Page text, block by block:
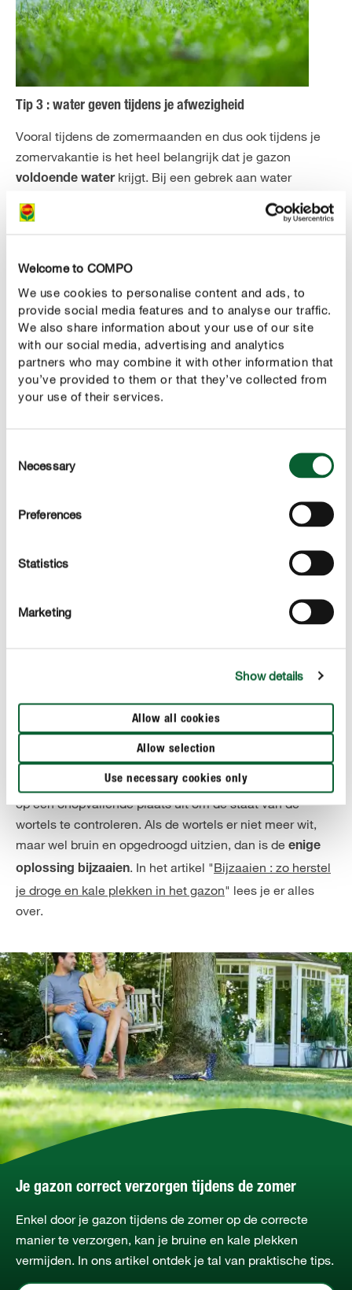
Welcome to COMPO
We use cookies to personalise content and ads, to
provide social media features and to analyse our traffic.
We also share information about your use of our site
with our social media, advertising and analytics
partners who may combine it with other information that
you’ve provided to them or that they’ve collected from
your use of their services.
Selection
Necessary
Preferences
Statistics
Marketing
Show details
Allow all cookies
Allow selection
Use necessary cookies only
Tip 3 : water geven tijdens je afwezigheid
Vooral tijdens de zomermaanden en dus ook tijdens je
zomervakantie is het heel belangrijk dat je gazon
voldoende waterkrijgt. Bij een gebrek aan water
bestaat de kans dat je gazon er na je vakantie uitziet als
een dor steppelandschap in plaats van een diepgroene,
kunnen de grassen snel verbranden en droge,
warm is, heeft het gazon nog steeds water nodig.
Vraag bij je buren of zij tijdens je afwezigheid het gazon
kunnen besproeien. Is dat niet mogelijk, overweeg dan
om eenautomatisch sproeisysteemte installeren.
Degelijke sprinklersystemen functioneren meestal op
regenmeter kan je de hoeveelheid water, die het
sproeisysteem zal vrijgeven, zelfs nog beter regelen.
Een sproeisysteem zorgt ervoor dat het water op een
minimum aan waterverlies
. Dit is niet alleen efficiënter,
maar zorgt er eveneens voor dat je zelf minder werk
Vijf fouten bij het sproeien van het
gazon" ontdek je meer praktische tips.
Het gazon is opgedroogd na mijn vakantie - wat nu?
Heeft je gazon tijdens je vakantie geen water gekregen
en ziet het er nu geel of bruin uit? Dan moet je eerst
uitgebreid en grondig water geven . Dit zal echter enkel
werken als de wortels van de grassen nog intact zijn.
Graaf met behulp van een schop een klein stukje gazon
op een onopvallende plaats uit om de staat van de
wortels te controleren. Als de wortels er niet meer wit,
maar wel bruin en opgedroogd uitzien, dan is de enige
oplossing bijzaaien. In het artikel "Bijzaaien : zo herstel
je droge en kale plekken in het gazon" lees je er alles
over.
Je gazon correct verzorgen tijdens de zomer
Enkel door je gazon tijdens de zomer op de correcte
manier te verzorgen, kan je bruine en kale plekken
vermijden. In ons artikel ontdek je tal van praktische tips.